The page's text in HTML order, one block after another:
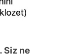
Siz ne